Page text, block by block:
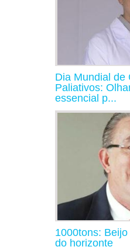
Dia Mundial de
Paliativos:
essencial p...
1000tons:
do horizonte